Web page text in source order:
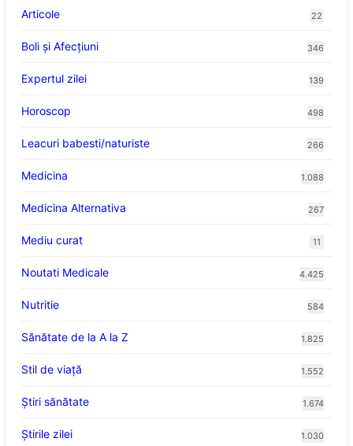
Articole 22
Boli și Afecțiuni 346
Expertul zilei 139
Horoscop 498
Leacuri babesti/naturiste 266
Medicina 1.088
Medicina Alternativa 267
Mediu curat 11
Noutati Medicale 4.425
Nutritie 584
Sănătate de la A la Z 1.825
Stil de viaţă 1.552
Ştiri sănătate 1.674
Știrile zilei 1.030